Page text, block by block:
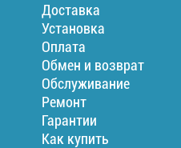
Доставка
Установка
Оплата
Обмен и возврат
Обслуживание
Ремонт
Гарантии
Как купить